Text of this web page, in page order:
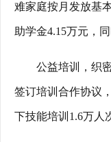
难家庭按月发放基
助学金4.15万元，
公益培训，织
签订培训合作协议
下技能培训1.6万人